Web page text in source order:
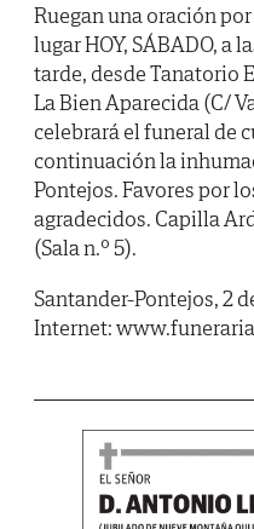
Ruegan una oración
lugar HOY, SÁBADO, a
tarde, desde Tanatorio
La Bien Aparecida (C/
celebrará el funeral de
continuación la
Pontejos. Favores por
agradecidos. Capilla
(Sala n.º 5).
Santander-Pontejos, 2
Internet: